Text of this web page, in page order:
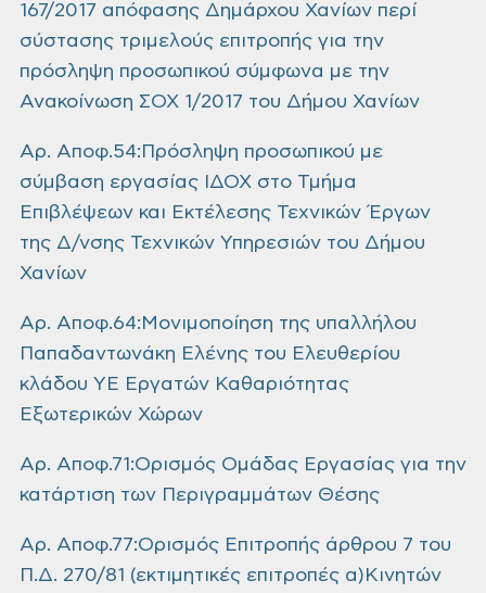
167/2017 απόφασης Δημάρχου Χανίων περί
σύστασης τριμελούς επιτροπής για την
πρόσληψη προσωπικού σύμφωνα με την
Ανακοίνωση ΣΟΧ 1/2017 του Δήμου Χανίων
Αρ. Αποφ.54:Πρόσληψη προσωπικού με
σύμβαση εργασίας ΙΔΟΧ στο Τμήμα
Επιβλέψεων και Εκτέλεσης Τεχνικών Έργων
της Δ/νσης Τεχνικών Υπηρεσιών του Δήμου
Χανίων
Αρ. Αποφ.64:Μονιμοποίηση της υπαλλήλου
Παπαδαντωνάκη Ελένης του Ελευθερίου
κλάδου ΥΕ Εργατών Καθαριότητας
Εξωτερικών Χώρων
Αρ. Αποφ.71:Ορισμός Ομάδας Εργασίας για την
κατάρτιση των Περιγραμμάτων Θέσης
Αρ. Αποφ.77:Ορισμός Επιτροπής άρθρου 7 του
Π.Δ. 270/81 (εκτιμητικές επιτροπές α)Κινητών